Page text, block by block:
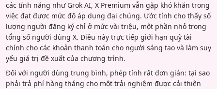
các tính năng như Grok AI, X Premium vẫn gặp khó khăn trong
việc đạt được mức độ áp dụng đại chúng. Ước tính cho thấy số
lượng người đăng ký chỉ ở mức vài triệu, một phần nhỏ trong
tổng số người dùng X. Điều này trực tiếp giới hạn quỹ tài
chính cho các khoản thanh toán cho người sáng tạo và làm suy
yếu giá trị đề xuất của chương trình.
Đối với người dùng trung bình, phép tính rất đơn giản: tại sao
phải trả phí hàng tháng cho một trải nghiệm được cải thiện